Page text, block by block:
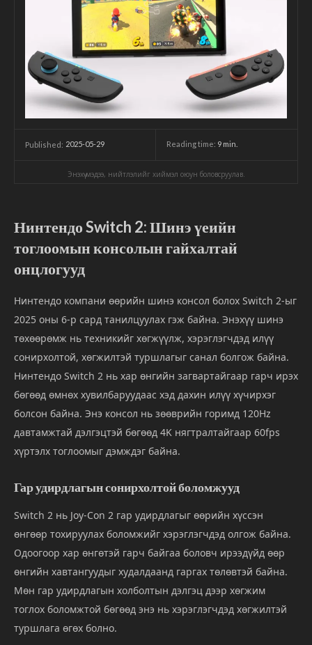
Published: 2025-05-29 Reading time: 9 min.
Энэхүү мэдээ, нийтлэлийг хиймэл оюун боловсруулав.
Нинтендо Switch 2: Шинэ үеийн
тоглоомын консолын гайхалтай
онцлогууд
Нинтендо компани өөрийн шинэ консол болох Switch 2-ыг
2025 оны 6-р сард танилцуулах гэж байна. Энэхүү шинэ
төхөөрөмж нь техникийг хөгжүүлж, хэрэглэгчдэд илүү
сонирхолтой, хөгжилтэй туршлагыг санал болгож байна.
Нинтендо Switch 2 нь хар өнгийн загвартайгаар гарч ирэх
бөгөөд өмнөх хувилбаруудаас хэд дахин илүү хүчирхэг
болсон байна. Энэ консол нь зөөврийн горимд 120Hz
давтамжтай дэлгэцтэй бөгөөд 4K нягтралтайгаар 60fps
хүртэлх тоглоомыг дэмждэг байна.
Гар удирдлагын сонирхолтой боломжууд
Switch 2 нь Joy-Con 2 гар удирдлагыг өөрийн хүссэн
өнгөөр тохируулах боломжийг хэрэглэгчдэд олгож байна.
Одоогоор хар өнгөтэй гарч байгаа боловч ирээдүйд өөр
өнгийн хавтангуудыг худалдаанд гаргах төлөвтэй байна.
Мөн гар удирдлагын холболтын дэлгэц дээр хөгжим
тоглох боломжтой бөгөөд энэ нь хэрэглэгчдэд хөгжилтэй
туршлага өгөх болно.